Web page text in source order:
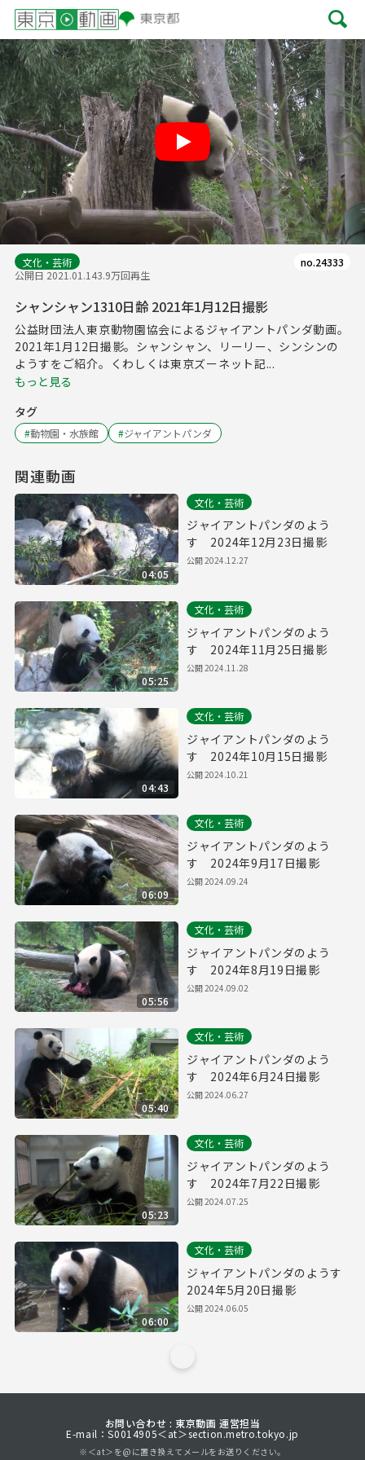
Play
文化・芸術
公開日 2021.01.143.9万回再生
no.24333
シャンシャン1310日齢 2021年1月12日撮影
公益財団法人東京動物園協会によるジャイアントパンダ動画。
2021年1月12日撮影。シャンシャン、リーリー、シンシンの
ようすをご紹介。くわしくは東京ズーネット記...
もっと見る
タグ
#動物園・水族館 #ジャイアントパンダ
関連動画
04:05
文化・芸術
ジャイアントパンダのよう
す 2024年12月23日撮影
公開2024.12.27
05:25
文化・芸術
ジャイアントパンダのよう
す 2024年11月25日撮影
公開2024.11.28
04:43
文化・芸術
ジャイアントパンダのよう
す 2024年10月15日撮影
公開2024.10.21
06:09
文化・芸術
ジャイアントパンダのよう
す 2024年9月17日撮影
公開2024.09.24
05:56
文化・芸術
ジャイアントパンダのよう
す 2024年8月19日撮影
公開2024.09.02
05:40
文化・芸術
ジャイアントパンダのよう
す 2024年6月24日撮影
公開2024.06.27
05:23
文化・芸術
ジャイアントパンダのよう
す 2024年7月22日撮影
公開2024.07.25
06:00
文化・芸術
ジャイアントパンダのようす
2024年5月20日撮影
公開2024.06.05
お問い合わせ : 東京動画 運営担当
E-mail：S0014905＜at＞section.metro.tokyo.jp
※＜at＞を@に置き換えてメールをお送りください。